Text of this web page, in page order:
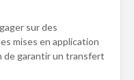
sur des
mises en application
de garantir un transfert